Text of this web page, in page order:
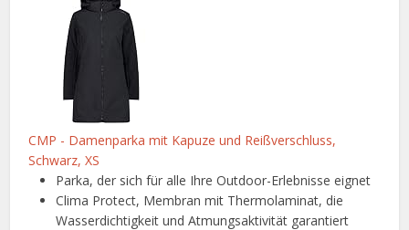
CMP - Damenparka mit Kapuze und Reißverschluss,
Schwarz, XS
Parka, der sich für alle Ihre Outdoor-Erlebnisse eignet
Clima Protect, Membran mit Thermolaminat, die
Wasserdichtigkeit und Atmungsaktivität garantiert